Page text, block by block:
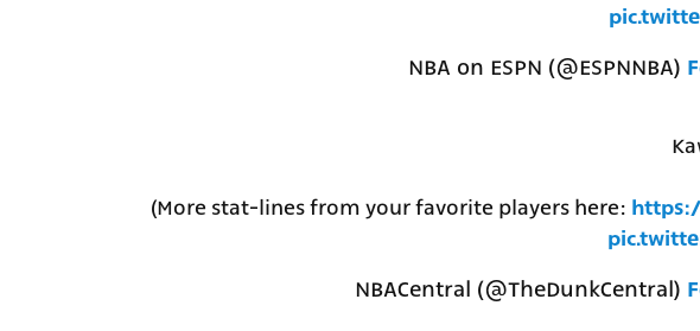
(More stat-lines from your favorite players here: